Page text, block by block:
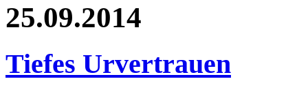
25.09.2014
Tiefes Urvertrauen